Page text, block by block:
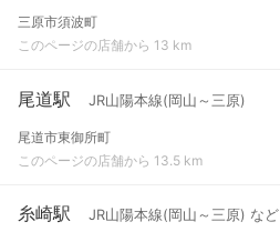
三原市須波町
このページの店舗から 13 km
尾道駅 JR山陽本線(岡山～三原)
尾道市東御所町
このページの店舗から 13.5 km
糸崎駅 JR山陽本線(岡山～三原) など